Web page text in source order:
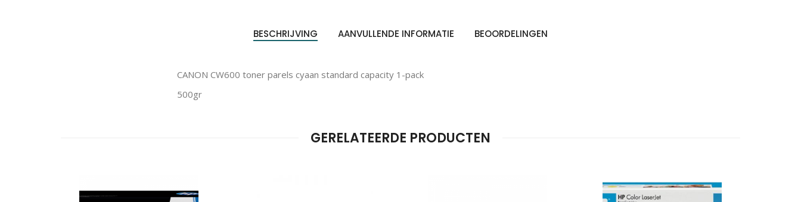
BESCHRIJVING AANVULLENDE INFORMATIE BEOORDELINGEN
CANON CW600 toner parels cyaan standard capacity 1-pack
500gr
GERELATEERDE PRODUCTEN